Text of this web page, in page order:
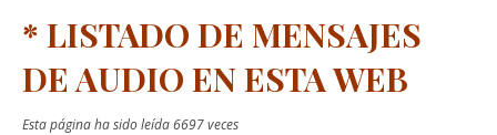
* LISTADO DE MENSAJES
DE AUDIO EN ESTA WEB
Esta página ha sido leída 6697 veces